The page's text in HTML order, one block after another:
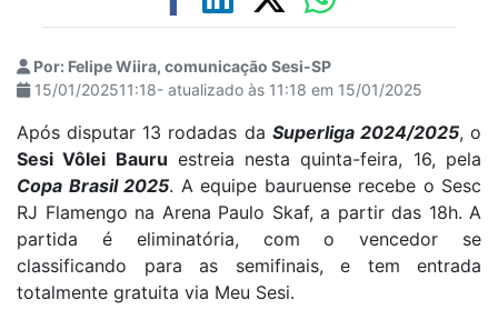
Por: Felipe Wiira, comunicação Sesi-SP
15/01/202511:18- atualizado às 11:18 em 15/01/2025
Após disputar 13 rodadas da Superliga 2024/2025, o
Sesi Vôlei Bauru estreia nesta quinta-feira, 16, pela
Copa Brasil 2025. A equipe bauruense recebe o Sesc
RJ Flamengo na Arena Paulo Skaf, a partir das 18h. A
partida é eliminatória, com o vencedor se
classificando para as semifinais, e tem entrada
totalmente gratuita via Meu Sesi.